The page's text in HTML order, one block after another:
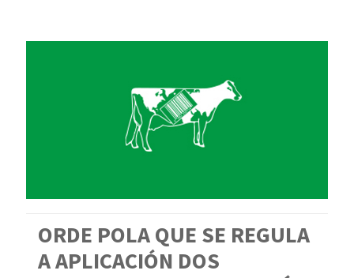
ORDE POLA QUE SE REGULA
A APLICACIÓN DOS